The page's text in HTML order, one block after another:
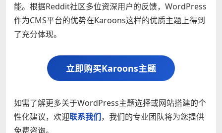
能。根据Reddit社区多位资深用户的反馈，WordPress
作为CMS平台的优势在Karoons这样的优质主题上得到
了充分体现。
立即购买Karoons主题
如需了解更多关于WordPress主题选择或网站搭建的个
性化建议，欢迎联系我们，我们的专业团队将为您提供
免费咨询。